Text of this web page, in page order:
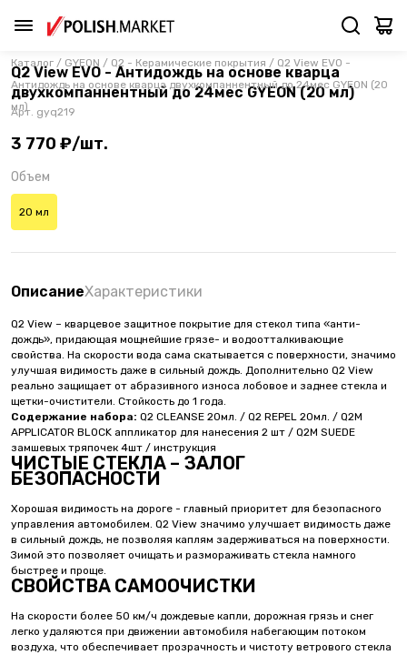
Каталог / GYEON / Q2 - Керамические покрытия / Q2 View EVO -
Антидождь на основе кварца двухкомпаннентный до 24мес GYEON (20
мл)
Q2 View EVO - Антидождь на основе кварца
двухкомпаннентный до 24мес GYEON (20 мл)
Арт. gyq219
3 770 ₽/шт.
Объем
20 мл
ОписаниеХарактеристики
Q2 View – кварцевое защитное покрытие для стекол типа «анти-
дождь», придающая мощнейшие грязе- и водоотталкивающие
свойства. На скорости вода сама скатывается с поверхности, значимо
улучшая видимость даже в сильный дождь. Дополнительно Q2 View
реально защищает от абразивного износа лобовое и заднее стекла и
щетки-очистители. Стойкость до 1 года.
Содержание набора: Q2 CLEANSE 20мл. / Q2 REPEL 20мл. / Q2M
APPLICATOR BLOCK аппликатор для нанесения 2 шт / Q2M SUEDE
замшевых тряпочек 4шт / инструкция
ЧИСТЫЕ СТЕКЛА – ЗАЛОГ
БЕЗОПАСНОСТИ
Хорошая видимость на дороге - главный приоритет для безопасного
управления автомобилем. Q2 View значимо улучшает видимость даже
в сильный дождь, не позволяя каплям задерживаться на поверхности.
Зимой это позволяет очищать и размораживать стекла намного
быстрее и проще.
СВОЙСТВА САМООЧИСТКИ
На скорости более 50 км/ч дождевые капли, дорожная грязь и снег
легко удаляются при движении автомобиля набегающим потоком
воздуха, что обеспечивает прозрачность и чистоту ветрового стекла